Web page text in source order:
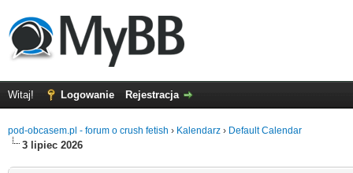
Witaj! Logowanie Rejestracja
pod-obcasem.pl - forum o crush fetish › Kalendarz › Default Calendar
3 lipiec 2026